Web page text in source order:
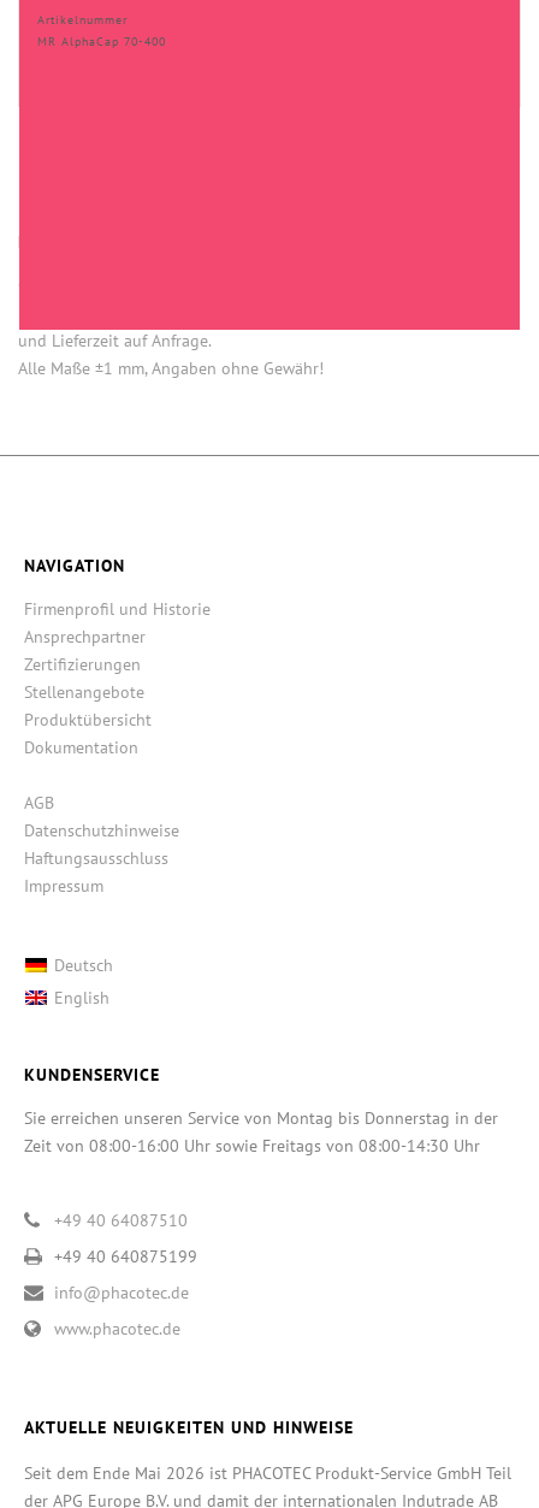
Artikelnummer
MR AlphaCap 70-400
HINWEISE
und Lieferzeit auf Anfrage.
Alle Maße ±1 mm, Angaben ohne Gewähr!
NAVIGATION
Firmenprofil und Historie
Ansprechpartner
Zertifizierungen
Stellenangebote
Produktübersicht
Dokumentation
AGB
Datenschutzhinweise
Haftungsausschluss
Impressum
Deutsch
English
KUNDENSERVICE
Sie erreichen unseren Service von Montag bis Donnerstag in der
Zeit von 08:00-16:00 Uhr sowie Freitags von 08:00-14:30 Uhr
+49 40 64087510
+49 40 640875199
info@phacotec.de
www.phacotec.de
AKTUELLE NEUIGKEITEN UND HINWEISE
Seit dem Ende Mai 2026 ist PHACOTEC Produkt-Service GmbH Teil
der APG Europe B.V. und damit der internationalen Indutrade AB